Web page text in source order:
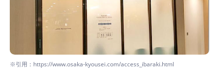
※引用：https://www.osaka-kyousei.com/access_ibaraki.html